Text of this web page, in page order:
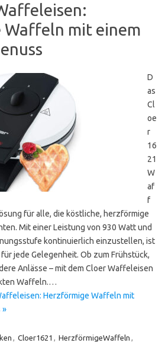
Waffeln mit einem
D
as
Cl
oe
r
16
21
W
af
f
für alle, die köstliche, herzförmige
Mit einer Leistung von 930 Watt und
kontinuierlich einzustellen, ist
jede Gelegenheit. Ob zum Frühstück,
Anlässe – mit dem Cloer Waffeleisen
Waffeln.…
Herzförmige Waffeln mit
»
, Cloer1621 , HerzförmigeWaffeln ,